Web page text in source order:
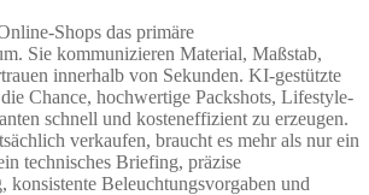
Shops das primäre
Sie kommunizieren Material, Maßstab,
innerhalb von Sekunden. KI-gestützte
Chance, hochwertige Packshots, Lifestyle-
schnell und kosteneffizient zu erzeugen.
verkaufen, braucht es mehr als nur ein
technisches Briefing, präzise
konsistente Beleuchtungsvorgaben und